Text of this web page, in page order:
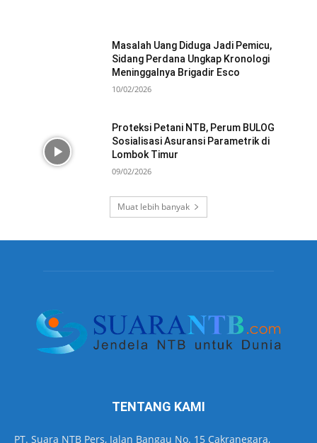
Masalah Uang Diduga Jadi Pemicu,
Sidang Perdana Ungkap Kronologi
Meninggalnya Brigadir Esco
10/02/2026
Proteksi Petani NTB, Perum BULOG
Sosialisasi Asuransi Parametrik di
Lombok Timur
09/02/2026
Muat lebih banyak
TENTANG KAMI
PT. Suara NTB Pers, Jalan Bangau No. 15 Cakranegara,